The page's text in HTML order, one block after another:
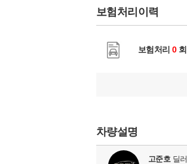
보험처리이력
보험처리 0회
차량설명
고준호딜러